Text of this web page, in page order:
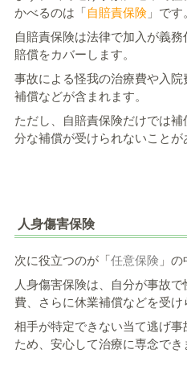
かべるのは「自賠責保険 」です。
自賠責保険は法律で加入が義
賠償をカバーします。
事故による怪我の治療費や入
補償などが含まれます。
ただし、自賠責保険だけでは
分な補償が受けられないことが
人身傷害保険
次に役立つのが「任意保険 」
人身傷害保険は、自分が事故
費、さらに休業補償などを受け
相手が特定できない当て逃げ
ため、安心して治療に専念でき